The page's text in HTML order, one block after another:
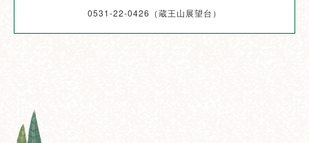
0531-22-0426（蔵王山展望台）